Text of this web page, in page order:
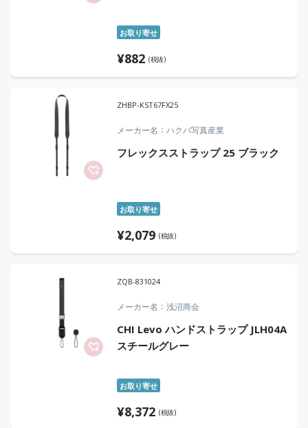
お取り寄せ
¥882 (税抜)
ZHBP-KST67FX25
メーカー名 ハクバ写真産業
フレックスストラップ 25 ブラック
お取り寄せ
¥2,079 (税抜)
ZQB-831024
メーカー名 浅沼商会
CHI Levo ハンドストラップ JLH04A
スチールグレー
お取り寄せ
¥8,372 (税抜)